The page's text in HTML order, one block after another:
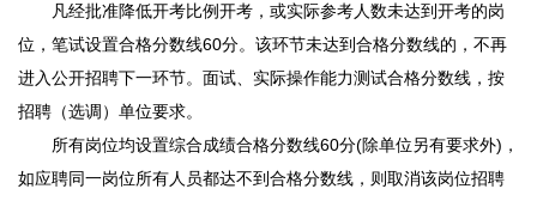
凡经批准降低开考比例开考，或实际参考人数未达到开考的岗
位，笔试设置合格分数线60分。该环节未达到合格分数线的，不再
进入公开招聘下一环节。面试、实际操作能力测试合格分数线，按
招聘（选调）单位要求。
所有岗位均设置综合成绩合格分数线60分(除单位另有要求外)，
如应聘同一岗位所有人员都达不到合格分数线，则取消该岗位招聘